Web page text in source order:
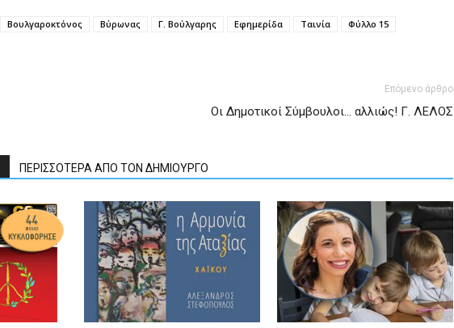
Βουλγαροκτόνος Βύρωνας Γ. Βούλγαρης Εφημερίδα Ταινία Φύλλο 15
Επόμενο άρθρο
Οι Δημοτικοί Σύμβουλοι… αλλιώς! Γ. ΛΕΛΟΣ
ΠΕΡΙΣΣΟΤΕΡΑ ΑΠΟ ΤΟΝ ΔΗΜΙΟΥΡΓΟ